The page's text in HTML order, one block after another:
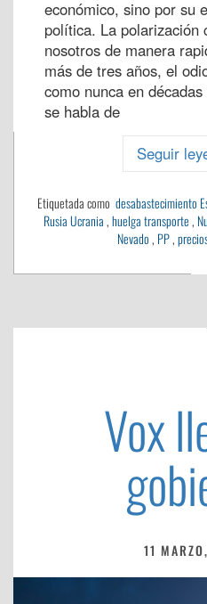
económico, sino por su
política. La polarización
nosotros de manera
más de tres años, el
como nunca en
se habla de
Seguir
Etiquetada como desabastecimiento
Rusia Ucrania,huelga transporte,
Nevado, PP,
Vox
11